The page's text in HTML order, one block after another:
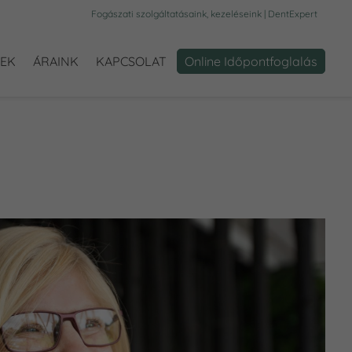
Fogászati szolgáltatásaink, kezeléseink | DentExpert
ÁRAINK KAPCSOLAT Online Időpontfoglalás